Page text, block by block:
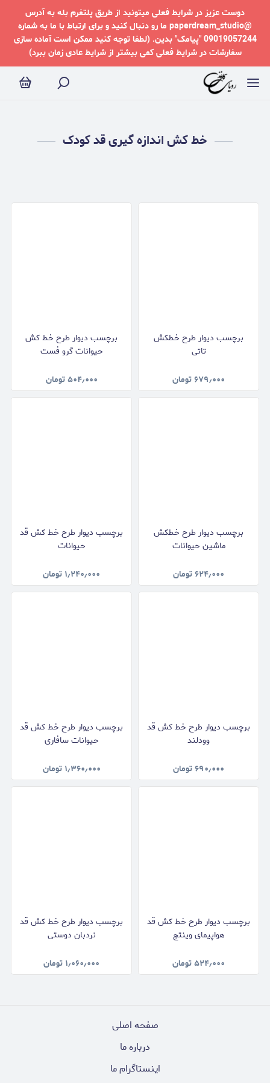
خط کش اندازه گیری قد کودک
دوست عزیز در شرایط فعلی میتونید از طریق پلتفرم بله به آدرس
@paperdream_studio ما رو دنبال کنید و برای ارتباط با ما به شماره
09019057244 "پیامک" بدین. (لطفا توجه کنید ممکن است آماده سازی
سفارشات در شرایط فعلی کمی بیشتر از شرایط عادی زمان ببرد)
خط کش اندازه گیری قد کودک
برچسب دیوار طرح خطکش
تاتی
۶۷۹٫۰۰۰تومان
برچسب دیوار طرح خط کش
حیوانات گرو فست
۵۰۴٫۰۰۰تومان
برچسب دیوار طرح خطکش
ماشین حیوانات
۶۲۴٫۰۰۰تومان
برچسب دیوار طرح خط کش قد
حیوانات
۱٫۲۴۰٫۰۰۰ تومان
برچسب دیوار طرح خط کش قد
وودلند
۶۹۰٫۰۰۰تومان
برچسب دیوار طرح خط کش قد
حیوانات سافاری
۱٫۳۶۰٫۰۰۰ تومان
برچسب دیوار طرح خط کش قد
هواپیمای وینتج
۵۲۴٫۰۰۰تومان
برچسب دیوار طرح خط کش قد
نردبان دوستی
۱٫۰۶۰٫۰۰۰ تومان
صفحه اصلی
درباره ما
اینستاگرام ما